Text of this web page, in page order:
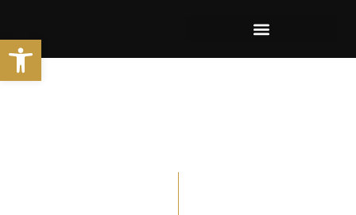
contenido
Abrir barra de herramientas